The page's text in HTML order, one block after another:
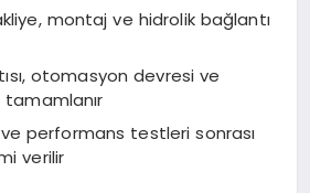
montaj ve hidrolik bağlantı
otomasyon devresi ve
performans testleri sonrası
verilir